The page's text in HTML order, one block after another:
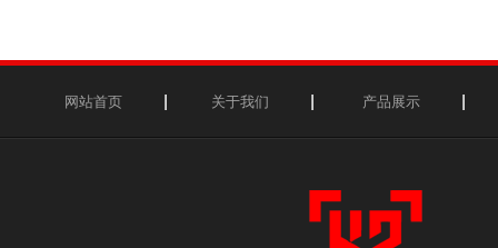
网站首页 关于我们 产品展示